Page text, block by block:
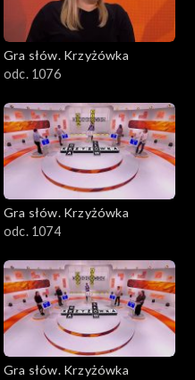
Gra słów. Krzyżówka
odc. 1076
Gra słów. Krzyżówka
odc. 1074
Gra słów. Krzyżówka